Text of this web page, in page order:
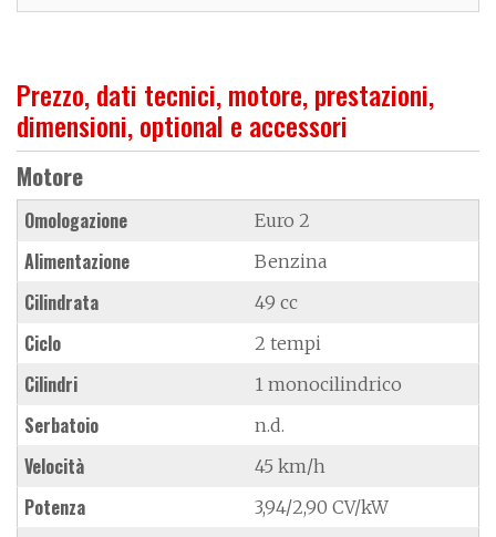
Prezzo, dati tecnici, motore, prestazioni,
dimensioni, optional e accessori
Motore
Omologazione Euro 2
Alimentazione Benzina
Cilindrata 49 cc
Ciclo 2 tempi
Cilindri 1 monocilindrico
Serbatoio n.d.
Velocità 45 km/h
Potenza 3,94/2,90 CV/kW